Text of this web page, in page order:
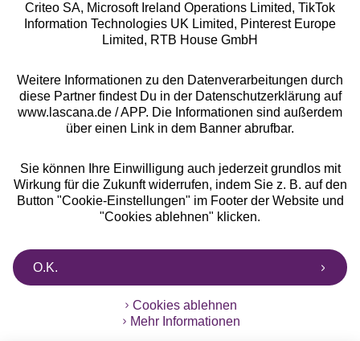
Alle Preise inkl. MwSt., zzgl.
Versandkosten
** Bonität vorausgesetzt, berechtigt zur Bonitätsprüfung
Criteo SA, Microsoft Ireland Operations Limited, TikTok
Information Technologies UK Limited, Pinterest Europe
Limited, RTB House GmbH
Weitere Informationen zu den Datenverarbeitungen durch
diese Partner findest Du in der Datenschutzerklärung auf
www.lascana.de / APP. Die Informationen sind außerdem
über einen Link in dem Banner abrufbar.
Sie können Ihre Einwilligung auch jederzeit grundlos mit
Wirkung für die Zukunft widerrufen, indem Sie z. B. auf den
Button "Cookie-Einstellungen" im Footer der Website und
"Cookies ablehnen" klicken.
O.K.
Cookies ablehnen
Mehr Informationen